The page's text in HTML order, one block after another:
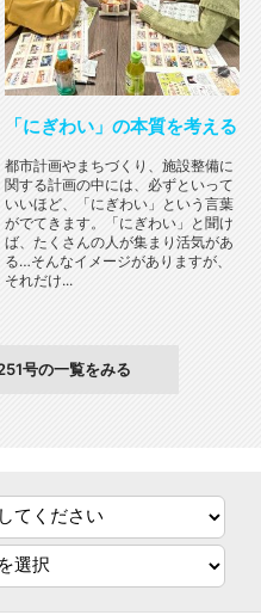
「にぎわい」の本質を考える
都市計画やまちづくり、施設整備に
関する計画の中には、必ずといって
いいほど、「にぎわい」という言葉
がでてきます。「にぎわい」と聞け
ば、たくさんの人が集まり活気があ
る…そんなイメージがありますが、
それだけ...
号の一覧をみる